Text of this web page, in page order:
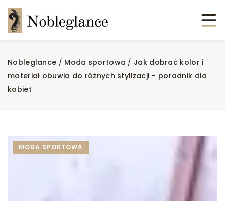
Nobleglance / Moda sportowa / Jak dobrać kolor i
materiał obuwia do różnych stylizacji – poradnik dla
kobiet
MODA SPORTOWA